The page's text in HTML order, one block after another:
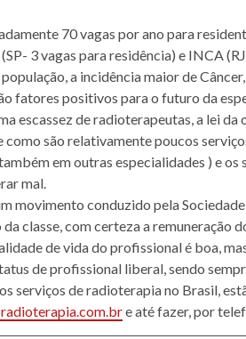
70 vagas por ano para
3 vagas para residência) e INCA
a incidência maior de
fatores positivos para o futuro da
escassez de radioterapeutas, a lei
como são relativamente poucos
em outras especialidades ) e
mal.
movimento conduzido pela
da classe, com certeza a remuneração
de vida do profissional é boa,
de profissional liberal, sendo
serviços de radioterapia no Brasil,
e até fazer, por